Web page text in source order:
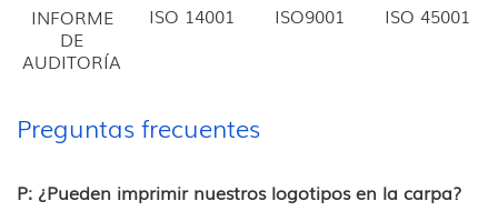
INFORME
DE
AUDITORÍA
ISO 14001 ISO9001 ISO 45001
Preguntas frecuentes
P: ¿Pueden imprimir nuestros logotipos en la carpa?